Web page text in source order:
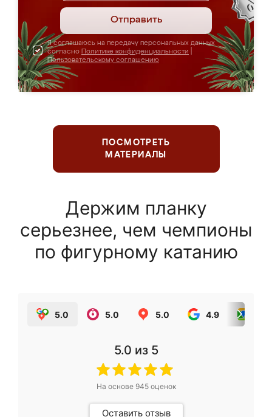
Отправить
Я соглашаюсь на передачу персональных данных
согласно Политике конфиденциальности
Пользовательскому соглашению
ПОСМОТРЕТЬ
МАТЕРИАЛЫ
Держим планку
серьезнее, чем чемпионы
по фигурному катанию
5.0 5.0 5.0 4.9
5.0 из 5
На основе 945оценок
Оставить отзыв